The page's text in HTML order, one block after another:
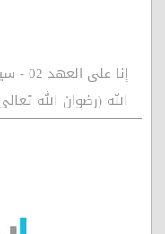
إنا
الله (رضوان الله